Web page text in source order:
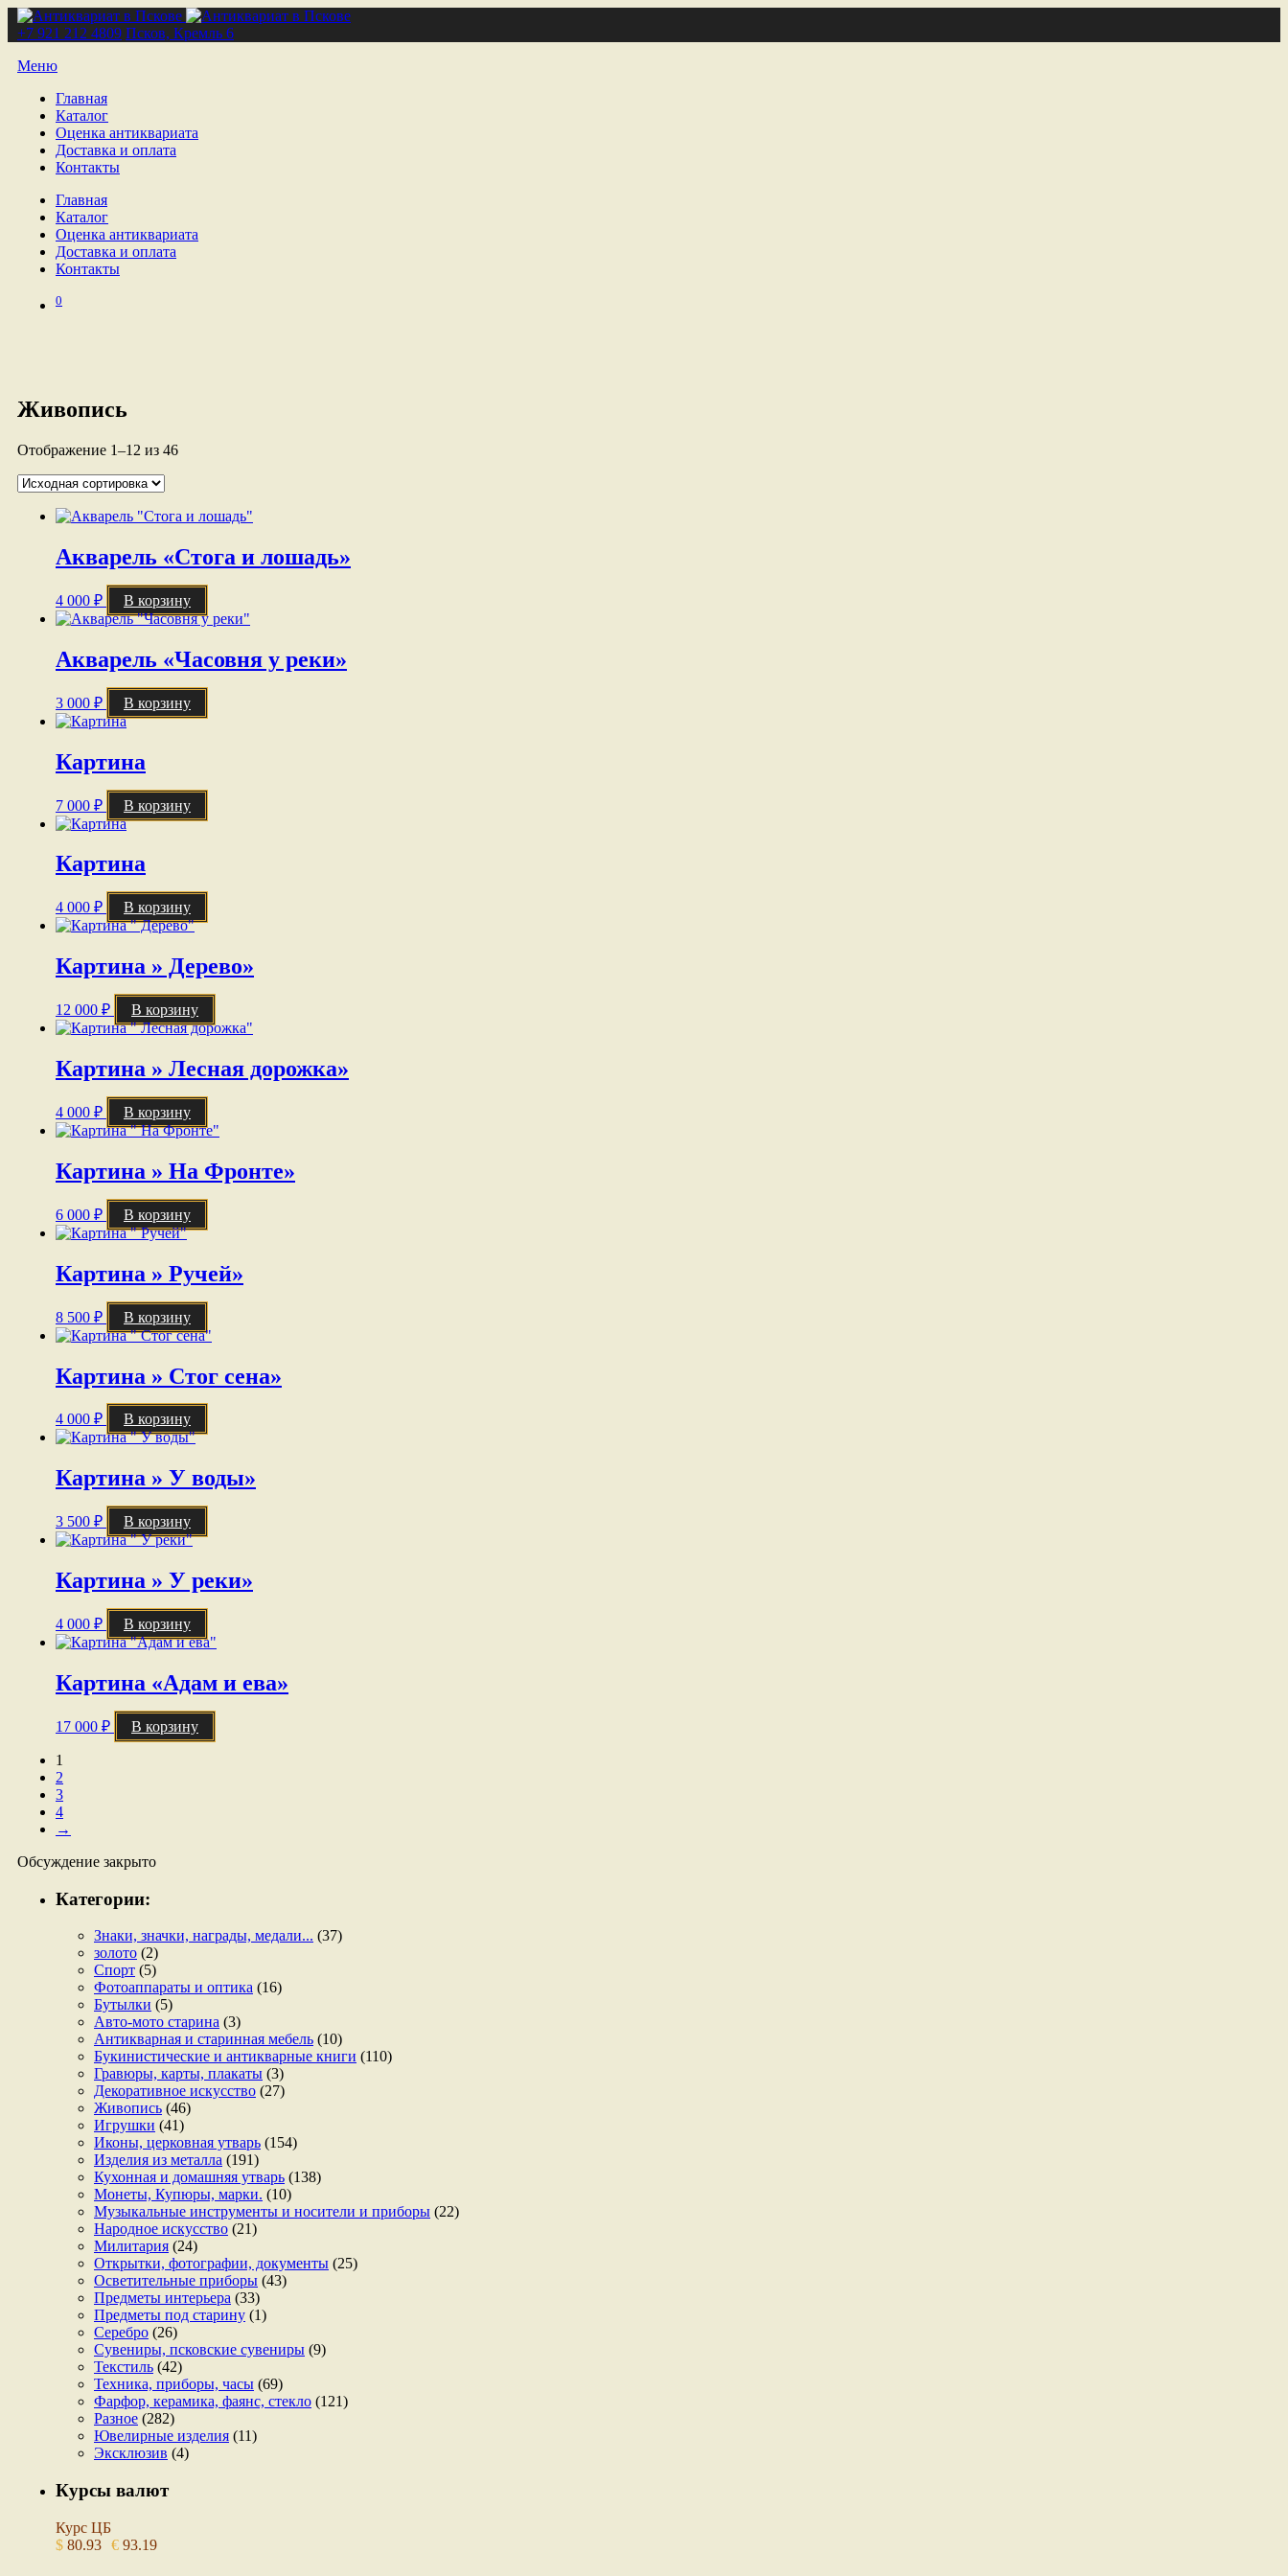
+7 921 212 4809 Псков, Кремль 6
Меню
Главная
Каталог
Оценка антиквариата
Доставка и оплата
Контакты
Главная
Каталог
Оценка антиквариата
Доставка и оплата
Контакты
0
Живопись
Отображение 1–12 из 46
Акварель «Стога и лошадь»
4 000 ₽ В корзину
Акварель «Часовня у реки»
3 000 ₽ В корзину
Картина
7 000 ₽ В корзину
Картина
4 000 ₽ В корзину
Картина » Дерево»
12 000 ₽ В корзину
Картина » Лесная дорожка»
4 000 ₽ В корзину
Картина » На Фронте»
6 000 ₽ В корзину
Картина » Ручей»
8 500 ₽ В корзину
Картина » Стог сена»
4 000 ₽ В корзину
Картина » У воды»
3 500 ₽ В корзину
Картина » У реки»
4 000 ₽ В корзину
Картина «Адам и ева»
17 000 ₽ В корзину
1
2
3
4
→
Обсуждение закрыто
Категории:
Знаки, значки, награды, медали... (37)
золото (2)
Спорт (5)
Фотоаппараты и оптика (16)
Бутылки (5)
Авто-мото старина (3)
Антикварная и старинная мебель (10)
Букинистические и антикварные книги (110)
Гравюры, карты, плакаты (3)
Декоративное искусство (27)
Живопись (46)
Игрушки (41)
Иконы, церковная утварь (154)
Изделия из металла (191)
Кухонная и домашняя утварь (138)
Монеты, Купюры, марки. (10)
Музыкальные инструменты и носители и приборы (22)
Народное искусство (21)
Милитария (24)
Открытки, фотографии, документы (25)
Осветительные приборы (43)
Предметы интерьера (33)
Предметы под старину (1)
Серебро (26)
Сувениры, псковские сувениры (9)
Текстиль (42)
Техника, приборы, часы (69)
Фарфор, керамика, фаянс, стекло (121)
Разное (282)
Ювелирные изделия (11)
Эксклюзив (4)
Курсы валют
Курс ЦБ
$ 80.93 € 93.19